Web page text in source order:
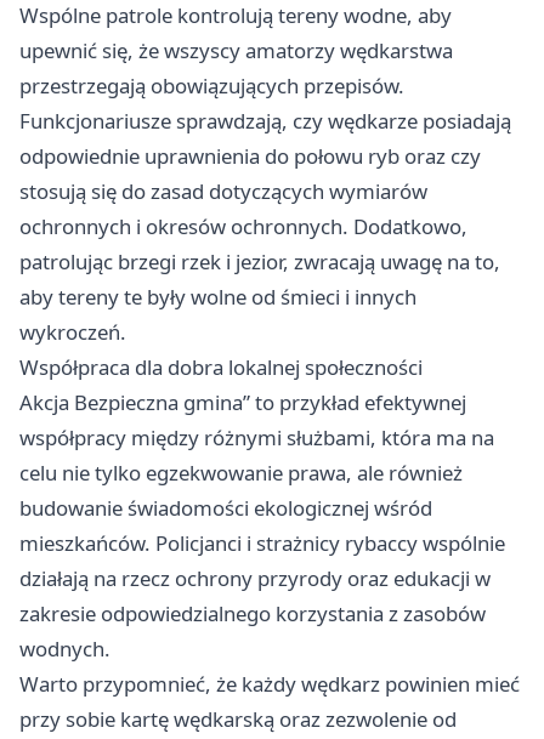
Wspólne patrole kontrolują tereny wodne, aby
upewnić się, że wszyscy amatorzy wędkarstwa
przestrzegają obowiązujących przepisów.
Funkcjonariusze sprawdzają, czy wędkarze posiadają
odpowiednie uprawnienia do połowu ryb oraz czy
stosują się do zasad dotyczących wymiarów
ochronnych i okresów ochronnych. Dodatkowo,
patrolując brzegi rzek i jezior, zwracają uwagę na to,
aby tereny te były wolne od śmieci i innych
wykroczeń.
Współpraca dla dobra lokalnej społeczności
Akcja Bezpieczna gmina” to przykład efektywnej
współpracy między różnymi służbami, która ma na
celu nie tylko egzekwowanie prawa, ale również
budowanie świadomości ekologicznej wśród
mieszkańców. Policjanci i strażnicy rybaccy wspólnie
działają na rzecz ochrony przyrody oraz edukacji w
zakresie odpowiedzialnego korzystania z zasobów
wodnych.
Warto przypomnieć, że każdy wędkarz powinien mieć
przy sobie kartę wędkarską oraz zezwolenie od